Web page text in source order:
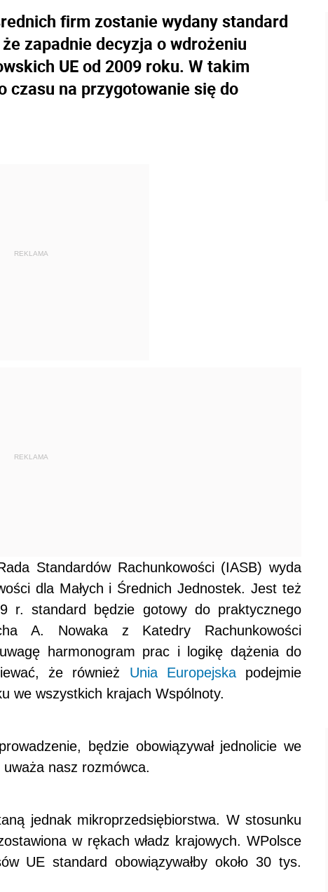
firm zostanie wydany standard
zapadnie decyzja o wdrożeniu
UE od 2009 roku. W takim
czasu na przygotowanie się do
REKLAMA
REKLAMA
Standardów Rachunkowości (IASB) wyda
dla Małych i Średnich Jednostek. Jest też
r. standard będzie gotowy do praktycznego
A. Nowaka z Katedry Rachunkowości
harmonogram prac i logikę dążenia do
że również Unia Europejskapodejmie
we wszystkich krajach Wspólnoty.
będzie obowiązywał jednolicie we
nasz rozmówca.
jednak mikroprzedsiębiorstwa. W stosunku
w rękach władz krajowych. WPolsce
UE standard obowiązywałby około 30 tys.